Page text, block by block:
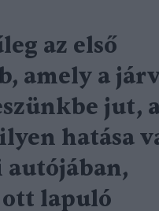
az első
amely a
jut,
hatása
ott lapuló